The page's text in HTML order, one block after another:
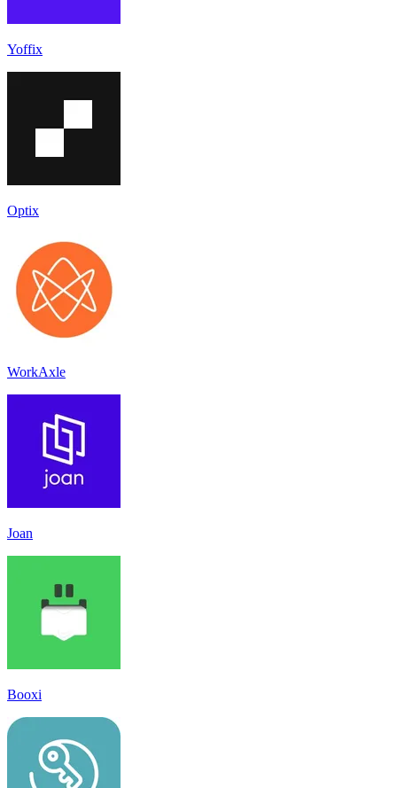
Yoffix
Optix
WorkAxle
Joan
Booxi